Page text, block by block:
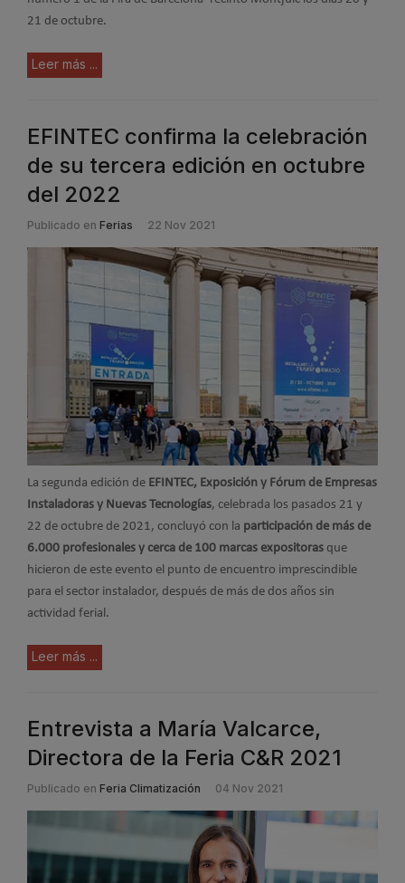
21 de octubre.
Leer más ...
EFINTEC confirma la celebración
de su tercera edición en octubre
del 2022
Publicado en Ferias 22 Nov 2021
La segunda edición de EFINTEC, Exposición y Fórum de Empresas
Instaladoras y Nuevas Tecnologías, celebrada los pasados 21 y
22 de octubre de 2021, concluyó con la participación de más de
6.000 profesionales y cerca de 100 marcas expositoras que
hicieron de este evento el punto de encuentro imprescindible
para el sector instalador, después de más de dos años sin
actividad ferial.
Leer más ...
Entrevista a María Valcarce,
Directora de la Feria C&R 2021
Publicado en Feria Climatización 04 Nov 2021